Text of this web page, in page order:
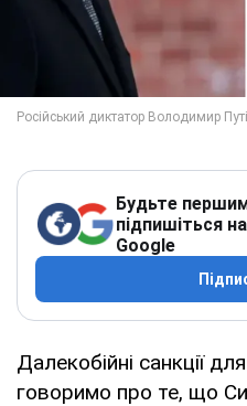
Будьте
підпишіться
Google
Далекобійні санкції
говоримо про те, що